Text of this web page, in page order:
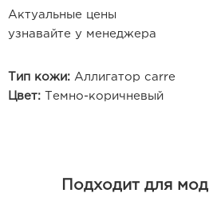
Актуальные цены
узнавайте у менеджера
Тип кожи: Аллигатор carre
Цвет: Темно-коричневый
Подходит для